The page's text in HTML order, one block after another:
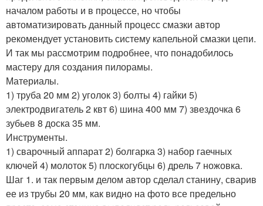
началом работы и в процессе, но чтобы
автоматизировать данный процесс смазки автор
рекомендует установить систему капельной смазки цепи.
И так мы рассмотрим подробнее, что понадобилось
мастеру для создания пилорамы.
Материалы.
1) труба 20 мм 2) уголок 3) болты 4) гайки 5)
электродвигатель 2 квт 6) шина 400 мм 7) звездочка 6
зубьев 8 доска 35 мм.
Инструменты.
1) сварочный аппарат 2) болгарка 3) набор гаечных
ключей 4) молоток 5) плоскогубцы 6) дрель 7 ножовка.
Шаг 1. и так первым делом автор сделал станину, сварив
ее из трубы 20 мм, как видно на фото все предельно